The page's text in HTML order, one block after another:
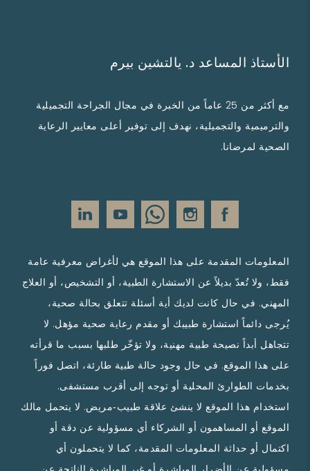
الأستاذ المساعد د. يالتشين بيرم
مع أكثر من 25 عاماً من الخبرة في مجال الجراحة التجميلية
والترميمية والتجميلية، نهدف إلى توفير أعلى معايير الرعاية
الصحية لمرضانا.
المعلومات المقدمة على هذا الموقع هي لأغراض معرفية عامة
فقط، ولا تُعدّ بديلاً عن الاستشارة الطبية، أو التشخيص، أو العلاج
المهني. في حال كانت لديك أية أسئلة تتعلق بحالة صحية،
يُرجى دائماً استشارة طبيبك أو مقدم رعاية صحية مؤهل. لا
تتجاهل أبداً نصيحة طبية مهنية، ولا تؤخّر طلبها بسبب ما قرأته
على هذا الموقع. في حال وجود حالة طبية طارئة، اتصل فوراً
بخدمات الطوارئ المحلية أو توجه إلى أقرب مستشفى.
استخدام هذا الموقع لا ينشئ علاقة طبيب‑مريض. لا يتحمل مالك
الموقع أو المساهمون أو الشركاء أي مسؤولية عن دقة أو
اكتمال أو حداثة المعلومات المقدمة، كما لا يتحملون أي